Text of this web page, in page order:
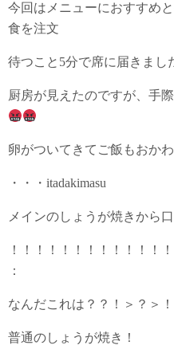
今回はメニューにおすすめ
食を注文
待つこと5分で席に届きまし
厨房が見えたのですが、手
卵がついてきてご飯もおか
・・・itadakimasu
メインのしょうが焼きから
！！！！！！！！！！！！
：
なんだこれは？？！＞？＞！
普通のしょうが焼き！